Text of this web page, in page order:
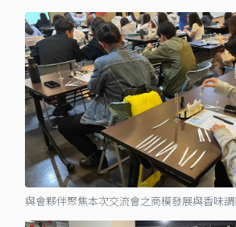
與會夥伴聚焦本次交流會之商模發展與香味